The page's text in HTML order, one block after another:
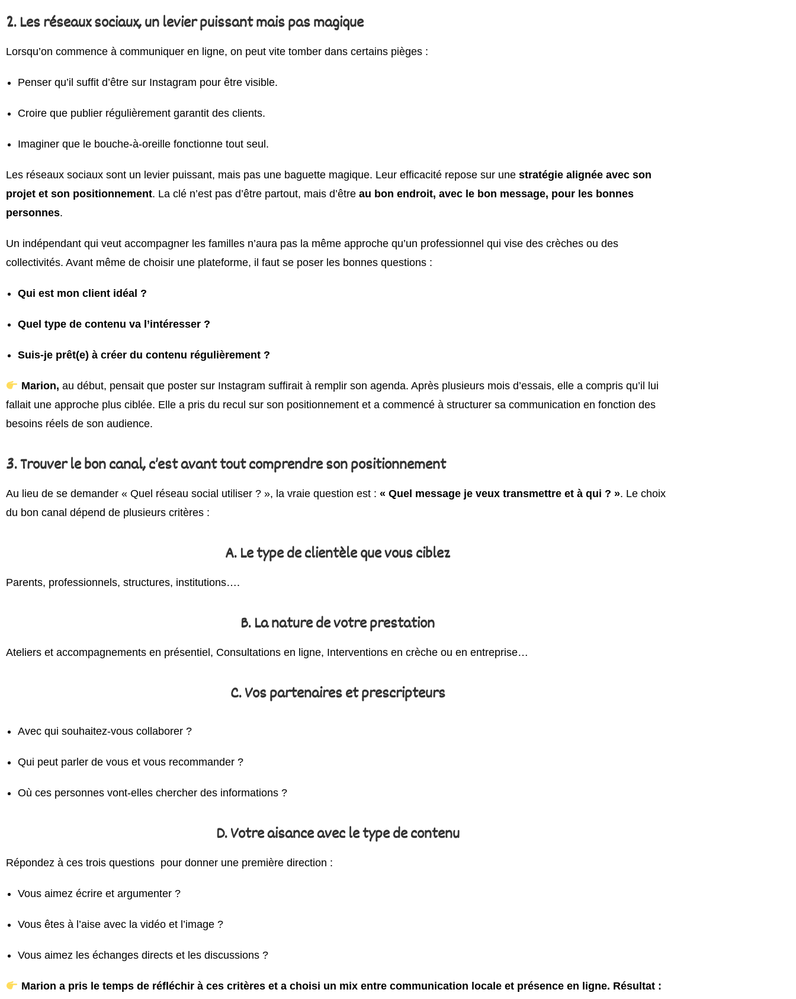
2. Les réseaux sociaux, un levier puissant mais pas magique
Lorsqu’on commence à communiquer en ligne, on peut vite tomber dans certains pièges :
Penser qu’il suffit d’être sur Instagram pour être visible.
Croire que publier régulièrement garantit des clients.
Imaginer que le bouche-à-oreille fonctionne tout seul.
Les réseaux sociaux sont un levier puissant, mais pas une baguette magique. Leur efficacité repose sur une stratégie alignée avec son
projet et son positionnement. La clé n’est pas d’être partout, mais d’être au bon endroit, avec le bon message, pour les bonnes
personnes.
Un indépendant qui veut accompagner les familles n’aura pas la même approche qu’un professionnel qui vise des crèches ou des
collectivités. Avant même de choisir une plateforme, il faut se poser les bonnes questions :
Qui est mon client idéal ?
Quel type de contenu va l’intéresser ?
Suis-je prêt(e) à créer du contenu régulièrement ?
Marion, au début, pensait que poster sur Instagram suffirait à remplir son agenda. Après plusieurs mois d’essais, elle a compris qu’il lui
fallait une approche plus ciblée. Elle a pris du recul sur son positionnement et a commencé à structurer sa communication en fonction des
besoins réels de son audience.
3. Trouver le bon canal, c’est avant tout comprendre son positionnement
Au lieu de se demander « Quel réseau social utiliser ? », la vraie question est : « Quel message je veux transmettre et à qui ? ». Le choix
du bon canal dépend de plusieurs critères :
A. Le type de clientèle que vous ciblez
Parents, professionnels, structures, institutions….
B. La nature de votre prestation
Ateliers et accompagnements en présentiel, Consultations en ligne, Interventions en crèche ou en entreprise…
C. Vos partenaires et prescripteurs
Avec qui souhaitez-vous collaborer ?
Qui peut parler de vous et vous recommander ?
Où ces personnes vont-elles chercher des informations ?
D. Votre aisance avec le type de contenu
Répondez à ces trois questions pour donner une première direction :
Vous aimez écrire et argumenter ?
Vous êtes à l’aise avec la vidéo et l’image ?
Vous aimez les échanges directs et les discussions ?
Marion a pris le temps de réfléchir à ces critères et a choisi un mix entre communication locale et présence en ligne. Résultat :